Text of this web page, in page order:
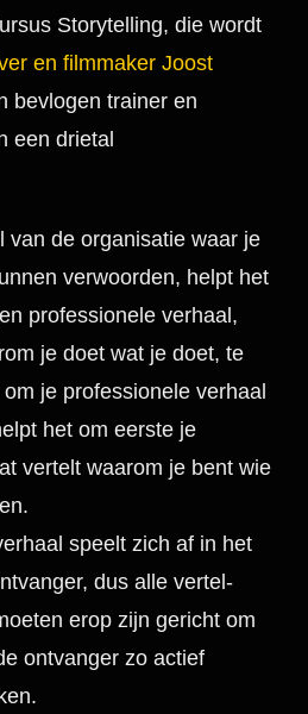
Storytelling, die wordt
en filmmaker Joost
bevlogen trainer en
een drietal
van de organisatie waar je
verwoorden, helpt het
professionele verhaal,
je doet wat je doet, te
je professionele verhaal
het om eerste je
vertelt waarom je bent wie
speelt zich af in het
dus alle vertel-
erop zijn gericht om
ontvanger zo actief